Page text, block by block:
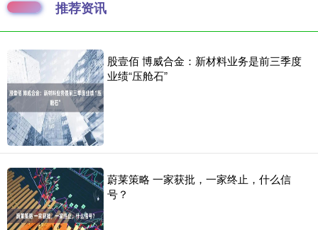
推荐资讯
股壹佰 博威合金：新材料业务是前三季度
业绩“压舱石”
蔚莱策略 一家获批，一家终止，什么信
号？